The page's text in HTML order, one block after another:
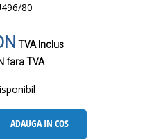
80
TVA Inclus
fara TVA
ADAUGA IN COS